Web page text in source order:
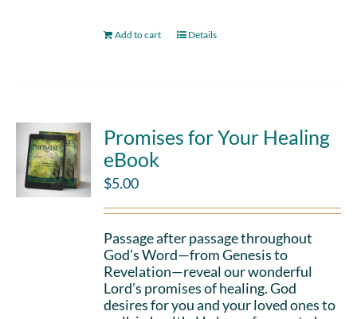
Add to cart Details
Promises for Your Healing
eBook
$5.00
Passage after passage throughout
God’s Word—from Genesis to
Revelation—reveal our wonderful
Lord’s promises of healing. God
desires for you and your loved ones to